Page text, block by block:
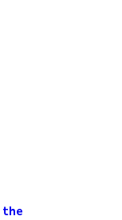
the